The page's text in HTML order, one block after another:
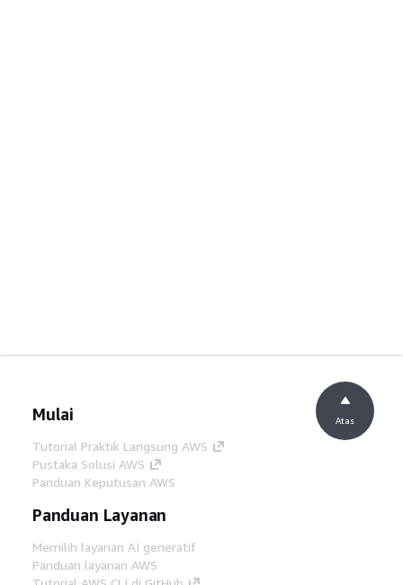
Mulai
Tutorial Praktik Langsung AWS
Pustaka Solusi AWS
Panduan Keputusan AWS
Panduan Layanan
Memilih layanan AI generatif
Panduan layanan AWS
Atas